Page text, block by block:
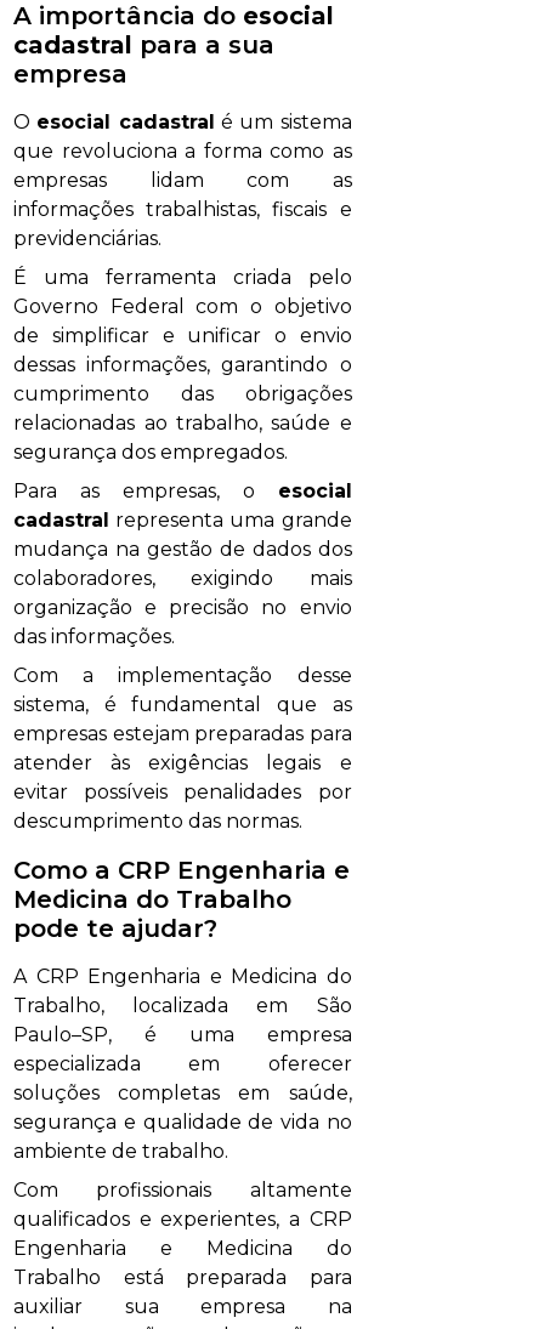
A importância do esocial
cadastral
para a sua
empresa
O esocial cadastral é um sistema
que revoluciona a forma como as
empresas lidam com as
informações trabalhistas, fiscais e
previdenciárias.
É uma ferramenta criada pelo
Governo Federal com o objetivo
de simplificar e unificar o envio
dessas informações, garantindo o
cumprimento das obrigações
relacionadas ao trabalho, saúde e
segurança dos empregados.
Para as empresas, o esocial
cadastral
representa uma grande
mudança na gestão de dados dos
colaboradores, exigindo mais
organização e precisão no envio
das informações.
Com a implementação desse
sistema, é fundamental que as
empresas estejam preparadas para
atender às exigências legais e
evitar possíveis penalidades por
descumprimento das normas.
Como a CRP Engenharia e
Medicina do Trabalho
pode te ajudar?
A CRP Engenharia e Medicina do
Trabalho, localizada em São
Paulo–SP, é uma empresa
especializada em oferecer
soluções completas em saúde,
segurança e qualidade de vida no
ambiente de trabalho.
Com profissionais altamente
qualificados e experientes, a CRP
Engenharia e Medicina do
Trabalho está preparada para
auxiliar sua empresa na